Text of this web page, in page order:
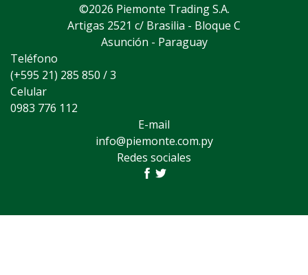
©2026 Piemonte Trading S.A.
Artigas 2521 c/ Brasilia - Bloque C
Asunción - Paraguay
Teléfono
(+595 21) 285 850 / 3
Celular
0983 776 112
E-mail
info@piemonte.com.py
Redes sociales